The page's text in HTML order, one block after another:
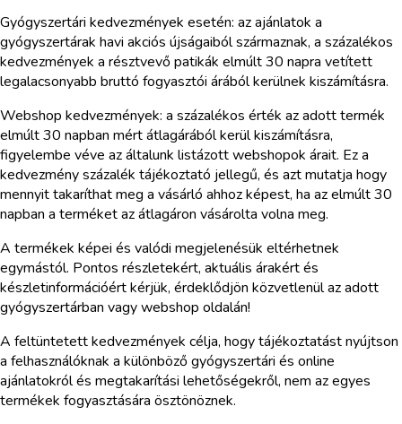
Gyógyszertári kedvezmények esetén: az ajánlatok a
gyógyszertárak havi akciós újságaiból származnak, a százalékos
kedvezmények a résztvevő patikák elmúlt 30 napra vetített
legalacsonyabb bruttó fogyasztói árából kerülnek kiszámításra.
Webshop kedvezmények: a százalékos érték az adott termék
elmúlt 30 napban mért átlagárából kerül kiszámításra,
figyelembe véve az általunk listázott webshopok árait. Ez a
kedvezmény százalék tájékoztató jellegű, és azt mutatja hogy
mennyit takaríthat meg a vásárló ahhoz képest, ha az elmúlt 30
napban a terméket az átlagáron vásárolta volna meg.
A termékek képei és valódi megjelenésük eltérhetnek
egymástól. Pontos részletekért, aktuális árakért és
készletinformációért kérjük, érdeklődjön közvetlenül az adott
gyógyszertárban vagy webshop oldalán!
A feltüntetett kedvezmények célja, hogy tájékoztatást nyújtson
a felhasználóknak a különböző gyógyszertári és online
ajánlatokról és megtakarítási lehetőségekről, nem az egyes
termékek fogyasztására ösztönöznek.